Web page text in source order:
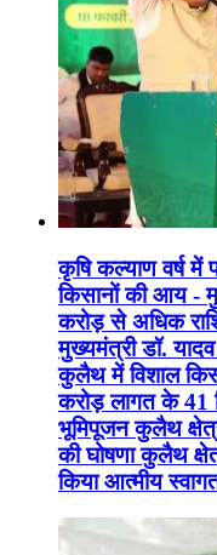
कृषि कल्याण वर्ष
किसानों की आय -
करोड़ से अधिक
मुख्यमंत्री डॉ.
कुलैथ में विशाल
करोड़ लागत के 41
भूमिपूजन कुलैथ
की घोषणा कुलैथ
किया आत्मीय